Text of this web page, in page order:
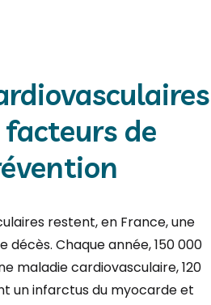
facteurs de
restent, en France, une
décès. Chaque année, 150 000
maladie cardiovasculaire, 120
un infarctus du myocarde et